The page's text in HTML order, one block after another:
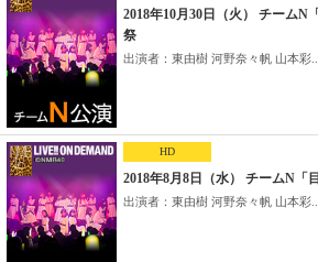
2018年10月30日（火） チームN
祭
出演者：東由樹 河野奈々帆 山本彩...
HD
2018年8月8日（水） チームN「
出演者：東由樹 河野奈々帆 山本彩...